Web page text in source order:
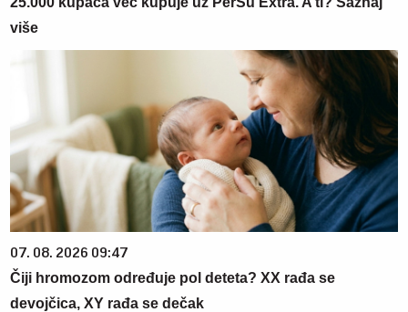
više
07. 08. 2026 09:47
Čiji hromozom određuje pol deteta? XX rađa se
devojčica, XY rađa se dečak